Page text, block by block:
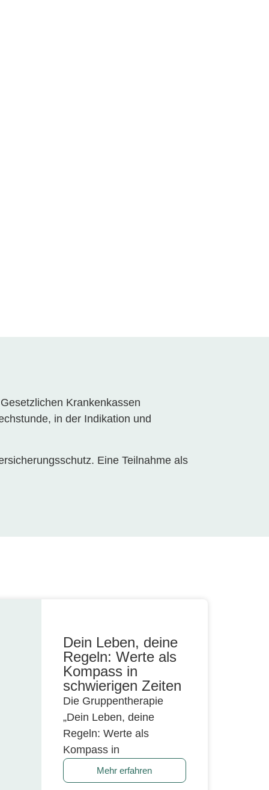
Krankenkassen
in der Indikation und
Eine Teilnahme als
Dein Leben, deine
Regeln: Werte als
Kompass in
schwierigen Zeiten
Die Gruppentherapie
„Dein Leben, deine
Regeln: Werte als
Kompass in
Mehr erfahren